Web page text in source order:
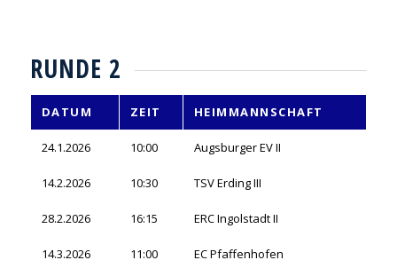
RUNDE 2
DATUM ZEIT HEIMMANNSCHAFT
24.1.2026 10:00 Augsburger EV II
14.2.2026 10:30 TSV Erding III
28.2.2026 16:15 ERC Ingolstadt II
14.3.2026 11:00 EC Pfaffenhofen